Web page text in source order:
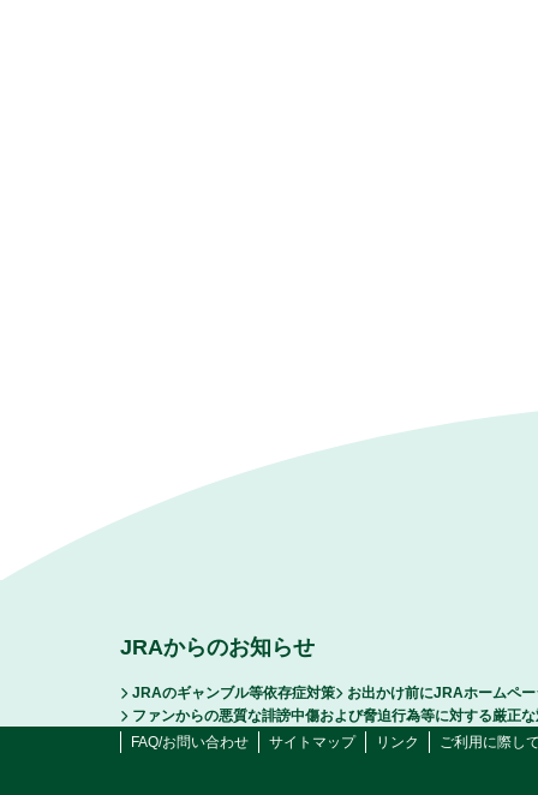
JRAからのお知らせ
JRAのギャンブル等依存症対策
お出かけ前にJRAホームペ
ファンからの悪質な誹謗中傷および脅迫行為等に対する厳正
FAQ/お問い合わせ
サイトマップ リンク ご利用に際し